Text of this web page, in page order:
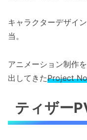
キャラクターデザイ
当。
アニメーション制作
出してきたProject
ティザー